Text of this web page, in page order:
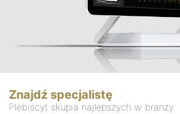
Znajdź specjalistę
Plebiscyt skupia najlepszych w branży